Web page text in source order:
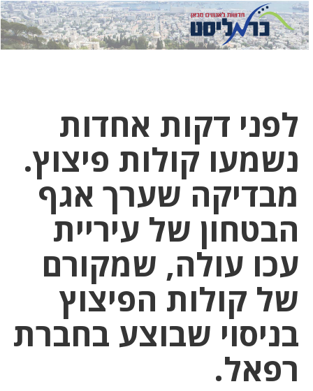
לחץ
כאן
לחץ
כדי
לפני דקות אחדות
נשמעו קולות פיצוץ.
מבדיקה שערך אגף
הבטחון של עיריית
עכו עולה, שמקורם
של קולות הפיצוץ
בניסוי שבוצע בחברת
רפאל.